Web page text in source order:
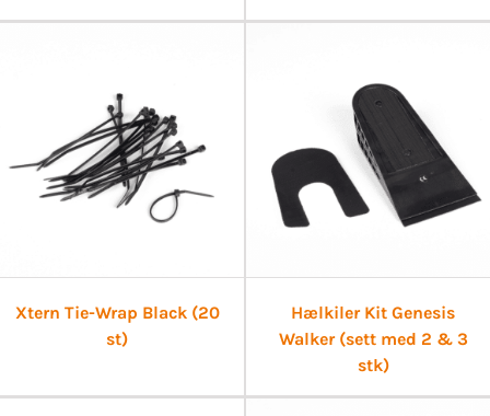
Xtern Tie-Wrap Black (20
st)
Hælkiler Kit Genesis
Walker (sett med 2 & 3
stk)